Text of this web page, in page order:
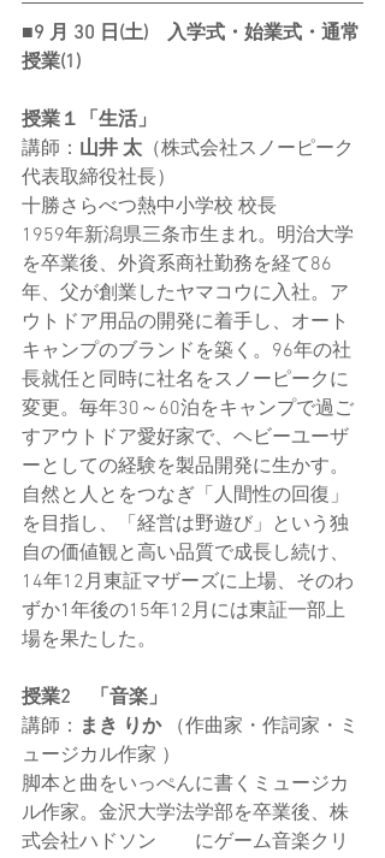
■9 月 30 日(土)　入学式・始業式・通常
授業(1)
授業１「生活」
講師： 山井 太 （株式会社スノーピーク
代表取締役社長）
十勝さらべつ熱中小学校 校長
1959年新潟県三条市生まれ。明治大学
を卒業後、外資系商社勤務を経て86
年、父が創業したヤマコウに入社。ア
ウトドア用品の開発に着手し、オート
キャンプのブランドを築く。96年の社
長就任と同時に社名をスノーピークに
変更。毎年30～60泊をキャンプで過ご
すアウトドア愛好家で、ヘビーユーザ
ーとしての経験を製品開発に生かす。
自然と人とをつなぎ「人間性の回復」
を目指し、「経営は野遊び」という独
自の価値観と高い品質で成長し続け、
14年12月東証マザーズに上場、そのわ
ずか1年後の15年12月には東証一部上
場を果たした。
授業2　「音楽」
講師： まき りか （作曲家・作詞家・ミ
ュージカル作家 ）
脚本と曲をいっぺんに書くミュージカ
ル作家。金沢大学法学部を卒業後、株
式会社ハドソン　　にゲーム音楽クリ